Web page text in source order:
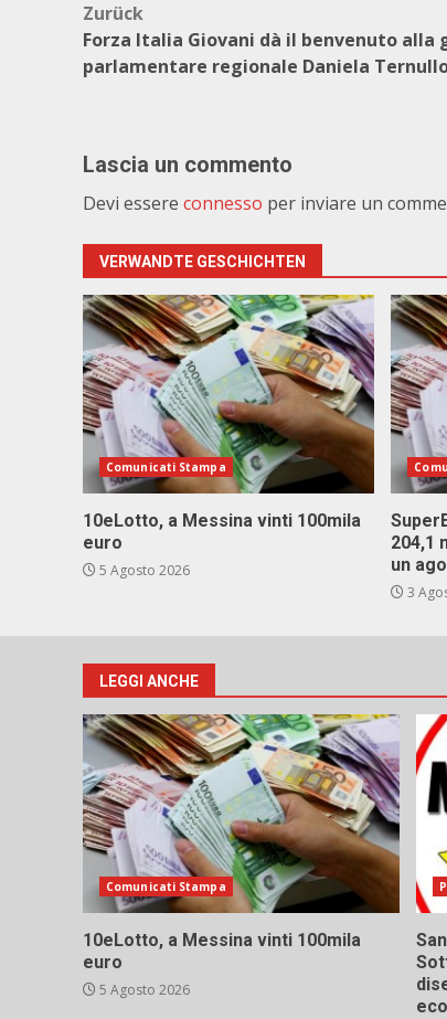
Beitragsnavigation
Zurück
Forza Italia Giovani dà il benvenuto alla
parlamentare regionale Daniela
Lascia un commento
Devi essere connesso per inviare un
VERWANDTE GESCHICHTEN
Comunicati Stampa
10eLotto, a Messina vinti 100mila
euro
5 Agosto 2026
204,1
un
3
LEGGI ANCHE
Comunicati Stampa
10eLotto, a Messina vinti 100mila
euro
5 Agosto 2026